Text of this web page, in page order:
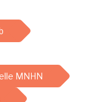
MNHN